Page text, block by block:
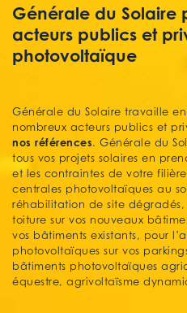
Générale du Solaire
acteurs publics et
photovoltaïque
Générale du Solaire travaille
nombreux acteurs publics et
nos références. Générale du
tous vos projets solaires en
et les contraintes de votre
centrales photovoltaïques au
réhabilitation de site dégradés,
toiture sur vos nouveaux
vos bâtiments existants, pour
photovoltaïques sur vos
bâtiments photovoltaïques
équestre, agrivoltaïsme